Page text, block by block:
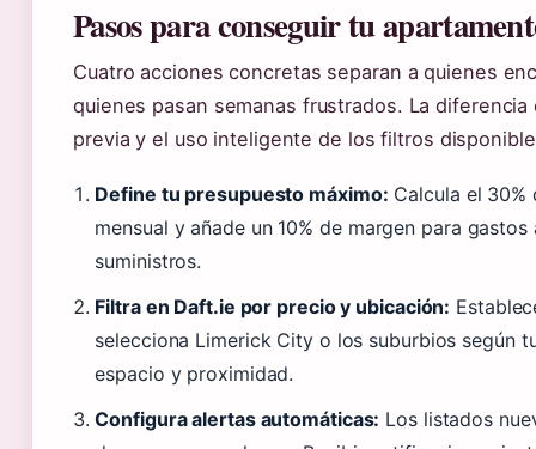
Pasos para conseguir tu
Cuatro acciones concretas separan a quienes
quienes pasan semanas frustrados. La
previa y el uso inteligente de los filtros
Define tu presupuesto máximo: Calcula el
mensual y añade un 10% de margen para
suministros.
Filtra en Daft.ie por precio y ubicación:
selecciona Limerick City o los suburbios según
espacio y proximidad.
Configura alertas automáticas: Los listados